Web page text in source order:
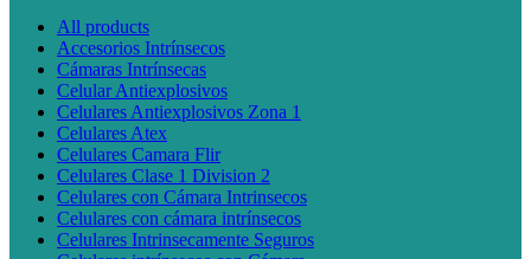
All products
Accesorios Intrínsecos
Cámaras Intrínsecas
Celular Antiexplosivos
Celulares Antiexplosivos Zona 1
Celulares Atex
Celulares Camara Flir
Celulares Clase 1 Division 2
Celulares con Cámara Intrinsecos
Celulares con cámara intrínsecos
Celulares Intrinsecamente Seguros